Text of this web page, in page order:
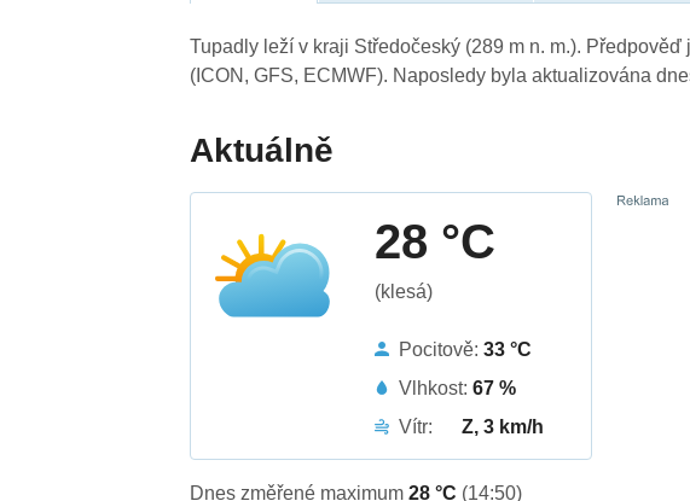
Tupadly leží v kraji Středočeský (289 m n. m.).
(ICON, GFS, ECMWF). Naposledy byla aktualizována
Aktuálně
28 °C
(klesá)
Pocitově:33 °C
Vlhkost:67 %
Vítr:
Z, 3 km/h
Dnes změřené maximum28 °C (14:50)